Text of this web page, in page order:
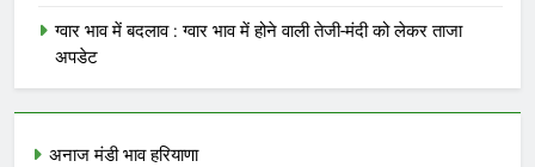
ग्वार भाव में बदलाव : ग्वार भाव में होने वाली तेजी-मंदी को लेकर ताजा
अपडेट
अनाज मंडी भाव हरियाणा